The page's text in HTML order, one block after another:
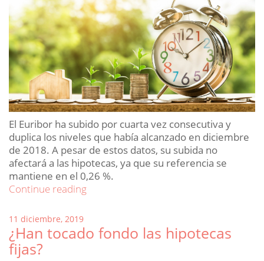
El Euribor ha subido por cuarta vez consecutiva y
duplica los niveles que había alcanzado en diciembre
de 2018. A pesar de estos datos, su subida no
afectará a las hipotecas, ya que su referencia se
mantiene en el 0,26 %.
Continue reading«El
2019
al
Posted
on
11 diciembre, 2019
¿Han tocado fondo las hipotecas
fijas?